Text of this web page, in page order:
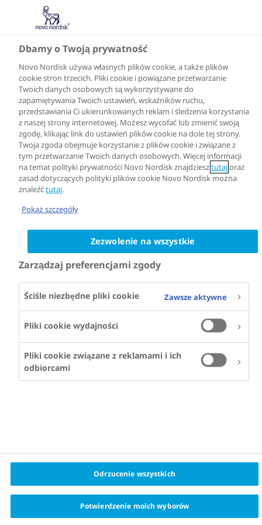
Dbamy o Twoją prywatność
Novo Nordisk używa własnych plików cookie, a także plików
cookie stron trzecich. Pliki cookie i powiązane przetwarzanie
Twoich danych osobowych są wykorzystywane do
zapamiętywania Twoich ustawień, wskaźników ruchu,
przedstawiania Ci ukierunkowanych reklam i śledzenia korzystania
z naszej strony internetowej. Możesz wycofać lub zmienić swoją
zgodę, klikając link do ustawień plików cookie na dole tej strony.
Twoja zgoda obejmuje korzystanie z plików cookie i związane z
tym przetwarzanie Twoich danych osobowych. Więcej informacji
na temat polityki prywatności Novo Nordisk znajdziesztutajoraz
zasad dotyczących polityki plików cookie Novo Nordisk można
znaleźćtutaj.
Pokaż szczegóły
Zezwolenie na wszystkie
Zarządzaj preferencjami zgody
Ściśle niezbędne pliki cookie Zawsze aktywne
Pliki cookie wydajności
Pliki cookie związane z reklamami i ich
odbiorcami
Odrzucenie wszystkich
Potwierdzenie moich wyborów